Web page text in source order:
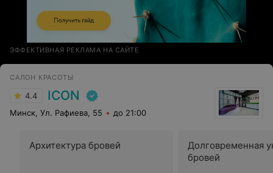
ЭФФЕКТИВНАЯ РЕКЛАМА НА САЙТЕ
САЛОН КРАСОТЫ
4.4 ICON
Минск, Ул. Рафиева, 55 до 21:00
Архитектура бровей
Долговременная
бровей